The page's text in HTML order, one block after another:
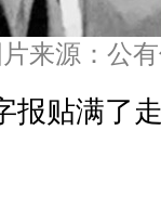
来源：公
报贴满了